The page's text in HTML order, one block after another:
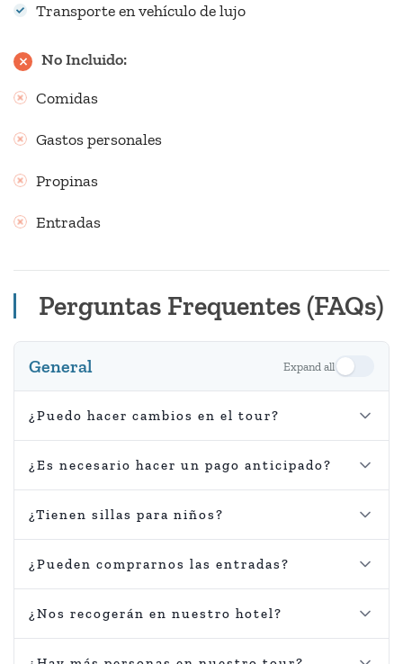
Transporte en vehículo de lujo
No Incluido:
Comidas
Gastos personales
Propinas
Entradas
Perguntas Frequentes (FAQs)
General Expand all
¿Puedo hacer cambios en el tour?
¿Es necesario hacer un pago anticipado?
¿Tienen sillas para niños?
¿Pueden comprarnos las entradas?
¿Nos recogerán en nuestro hotel?